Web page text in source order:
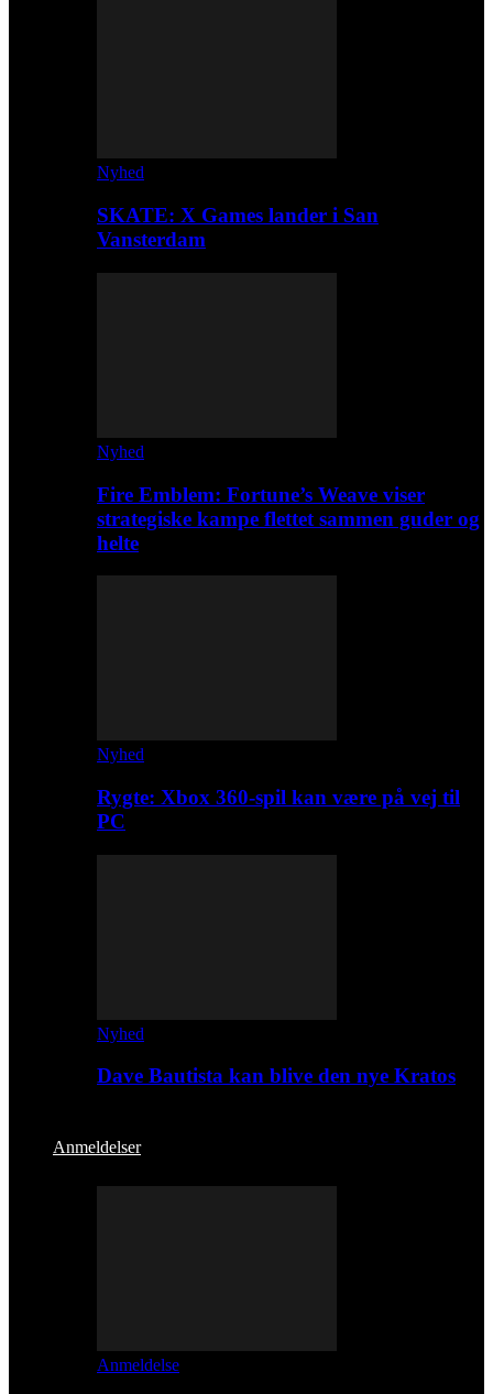
Nyhed
SKATE: X Games lander i San
Vansterdam
Nyhed
Fire Emblem: Fortune’s Weave viser
strategiske kampe flettet sammen guder og
helte
Nyhed
Rygte: Xbox 360-spil kan være på vej til
PC
Nyhed
Dave Bautista kan blive den nye Kratos
Anmeldelser
Anmeldelse